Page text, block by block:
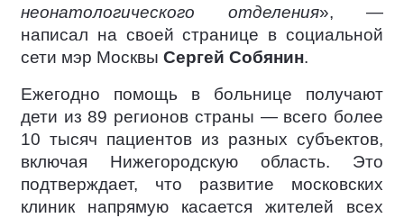
неонатологического отделения», —
написал на своей странице в социальной
сети мэр Москвы Сергей Собянин.
Ежегодно помощь в больнице получают
дети из 89 регионов страны — всего более
10 тысяч пациентов из разных субъектов,
включая Нижегородскую область. Это
подтверждает, что развитие московских
клиник напрямую касается жителей всех